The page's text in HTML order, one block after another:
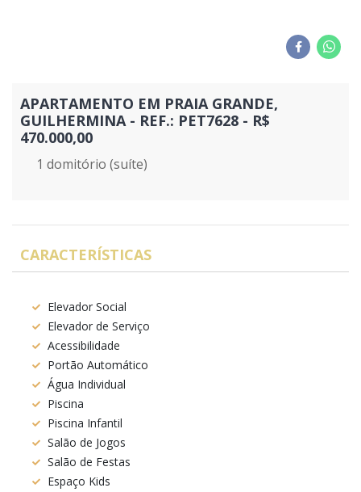
APARTAMENTO EM PRAIA GRANDE,
GUILHERMINA - REF.: PET7628 - R$
470.000,00
1 domitório (suíte)
CARACTERÍSTICAS
Elevador Social
Elevador de Serviço
Acessibilidade
Portão Automático
Água Individual
Piscina
Piscina Infantil
Salão de Jogos
Salão de Festas
Espaço Kids